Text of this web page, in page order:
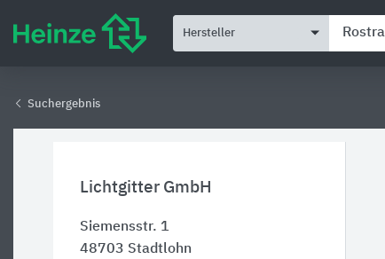
Hersteller
Suchergebnis
Lichtgitter GmbH
Siemensstr. 1
48703 Stadtlohn